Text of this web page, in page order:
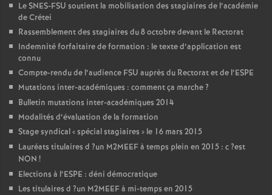
LeSNES-FSU soutient la mobilisation des stagiaires de l’académie
de Crétei
Rassemblement des stagiaires du 8 octobre devant le Rectorat
Indemnité forfaitaire de formation : le texte d’application est
connu
Compte-rendu de l’audience FSU auprès du Rectorat et de l’ESPE
Mutations inter-académiques : comment ça marche?
Bulletin mutations inter-académiques 2014
Modalités d’évaluation de la formation
Stage syndical «spécial stagiaires » le 16 mars 2015
Lauréats titulaires d ?un M2MEEFà temps plein en 2015 : c?est
NON !
Elections à l’ESPE : déni démocratique
Les titulaires d ?un M2MEEFà mi-temps en 2015